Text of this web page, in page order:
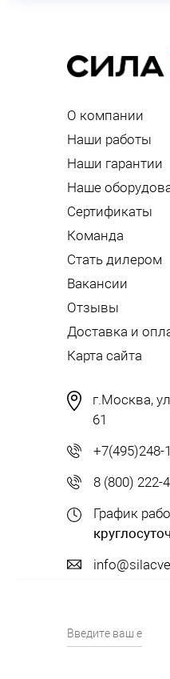
О компании
Наши работы
Наши гарантии
Наше
Сертификаты
Команда
Стать дилером
Вакансии
Отзывы
Доставка и
Карта сайта
г.Москва,
61
+7(495)248-
8 (800) 222-
График